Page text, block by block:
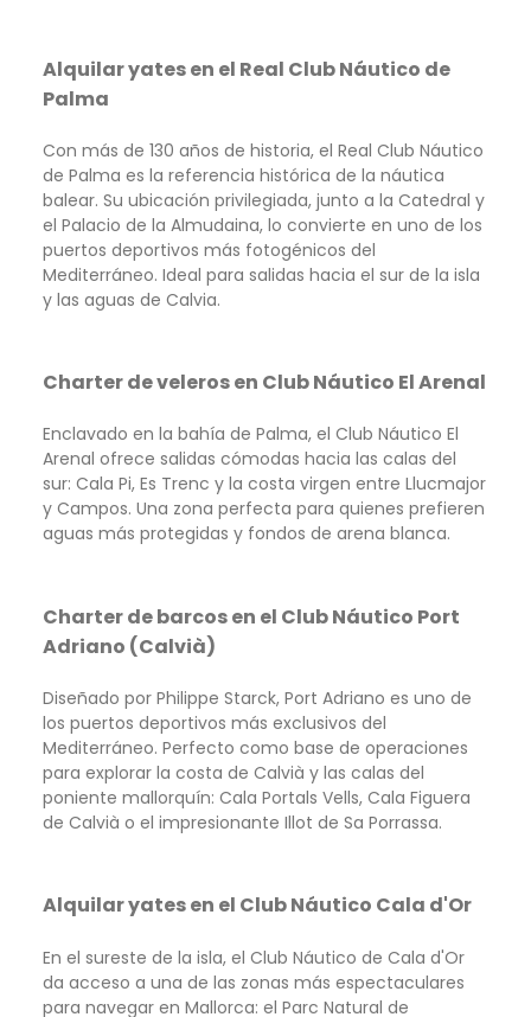
Alquilar yates en el Real Club Náutico de
Palma
Con más de 130 años de historia, el Real Club Náutico
de Palma es la referencia histórica de la náutica
balear. Su ubicación privilegiada, junto a la Catedral y
el Palacio de la Almudaina, lo convierte en uno de los
puertos deportivos más fotogénicos del
Mediterráneo. Ideal para salidas hacia el sur de la isla
y las aguas de Calvia.
Charter de veleros en Club Náutico El Arenal
Enclavado en la bahía de Palma, el Club Náutico El
Arenal ofrece salidas cómodas hacia las calas del
sur: Cala Pi, Es Trenc y la costa virgen entre Llucmajor
y Campos. Una zona perfecta para quienes prefieren
aguas más protegidas y fondos de arena blanca.
Charter de barcos en el Club Náutico Port
Adriano (Calvià)
Diseñado por Philippe Starck, Port Adriano es uno de
los puertos deportivos más exclusivos del
Mediterráneo. Perfecto como base de operaciones
para explorar la costa de Calvià y las calas del
poniente mallorquín: Cala Portals Vells, Cala Figuera
de Calvià o el impresionante Illot de Sa Porrassa.
Alquilar yates en el Club Náutico Cala d'Or
En el sureste de la isla, el Club Náutico de Cala d'Or
da acceso a una de las zonas más espectaculares
para navegar en Mallorca: el Parc Natural de